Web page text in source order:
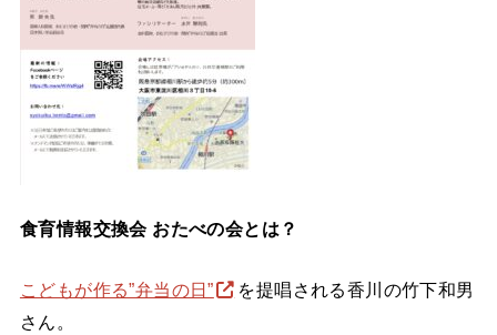
食育情報交換会 おたべの会とは？
こどもが作る”弁当の日”
を提唱される香川の竹下和男
さん。